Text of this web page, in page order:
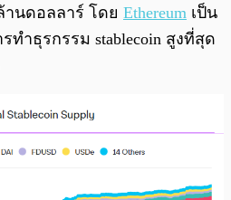
านดอลลาร์ โดย Ethereum เป็น
ทำธุรกรรม stablecoin สูงที่สุด